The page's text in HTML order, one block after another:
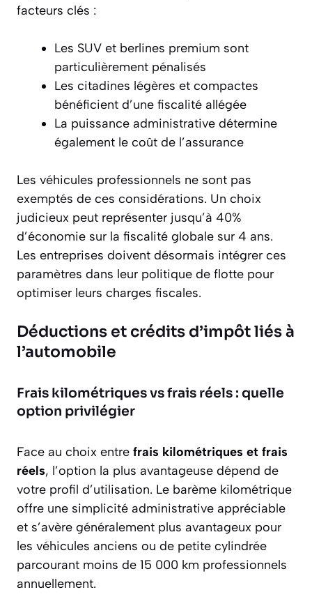
facteurs clés :
Les SUV et berlines premium sont
particulièrement pénalisés
Les citadines légères et compactes
bénéficient d’une fiscalité allégée
La puissance administrative détermine
également le coût de l’assurance
Les véhicules professionnels ne sont pas
exemptés de ces considérations. Un choix
judicieux peut représenter jusqu’à 40%
d’économie sur la fiscalité globale sur 4 ans.
Les entreprises doivent désormais intégrer ces
paramètres dans leur politique de flotte pour
optimiser leurs charges fiscales.
Déductions et crédits d’impôt liés à
l’automobile
Frais kilométriques vs frais réels : quelle
option privilégier
Face au choix entre frais kilométriques et frais
réels, l’option la plus avantageuse dépend de
votre profil d’utilisation. Le barème kilométrique
offre une simplicité administrative appréciable
et s’avère généralement plus avantageux pour
les véhicules anciens ou de petite cylindrée
parcourant moins de 15 000 km professionnels
annuellement.